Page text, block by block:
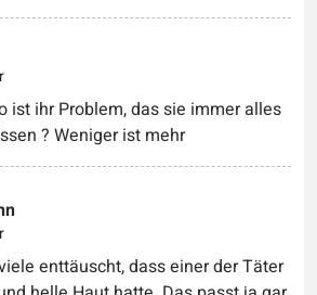
ist ihr Problem, das sie immer alles
? Weniger ist mehr
enttäuscht, dass einer der Täter